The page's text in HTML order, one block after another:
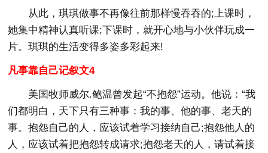
从此，琪琪做事不再像往前那样慢吞吞的;上课时，
她集中精神认真听课;下课时，就开心地与小伙伴玩成一
片。琪琪的生活变得多姿多彩起来!
凡事靠自己记叙文4
美国牧师威尔.鲍温曾发起“不抱怨”运动。他说：“我
们都明白，天下只有三种事：我的事、他的事、老天的
事。抱怨自己的人，应该试着学习接纳自己;抱怨他人的
人，应该试着把抱怨转成请求;抱怨老天的人，请试着接